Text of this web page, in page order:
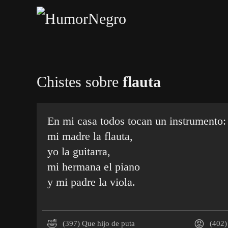
Chistes sobre flauta
En mi casa todos tocan un instrumento:
mi madre la flauta,
yo la guitarra,
mi hermana el piano
y mi padre la viola.
🤣 (397) Que hijo de puta 😡 (402)